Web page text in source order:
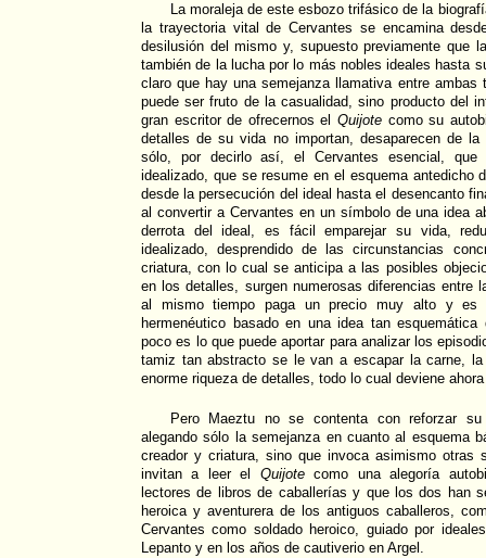
La moraleja de este esbozo trifásico de la
la trayectoria vital de Cervantes se encamina
desilusión del mismo y, supuesto previamente que
también de la lucha por lo más nobles ideales hasta
claro que hay una semejanza llamativa entre
puede ser fruto de la casualidad, sino producto del
gran escritor de ofrecernos el Quijotecomo su
detalles de su vida no importan, desaparecen de
sólo, por decirlo así, el Cervantes esencial, que
idealizado, que se resume en el esquema antedicho
desde la persecución del ideal hasta el desencanto
al convertir a Cervantes en un símbolo de una idea
derrota del ideal, es fácil emparejar su vida,
idealizado, desprendido de las circunstancias
criatura, con lo cual se anticipa a las posibles
en los detalles, surgen numerosas diferencias entre
al mismo tiempo paga un precio muy alto y es
hermenéutico basado en una idea tan
poco es lo que puede aportar para analizar los
tamiz tan abstracto se le van a escapar la carne,
enorme riqueza de detalles, todo lo cual deviene
Pero Maeztu no se contenta con reforzar su
alegando sólo la semejanza en cuanto al esquema
creador y criatura, sino que invoca asimismo otras
invitan a leer el Quijotecomo una alegoría
lectores de libros de caballerías y que los dos han
heroica y aventurera de los antiguos caballeros,
Cervantes como soldado heroico, guiado por
Lepanto y en los años de cautiverio en Argel.